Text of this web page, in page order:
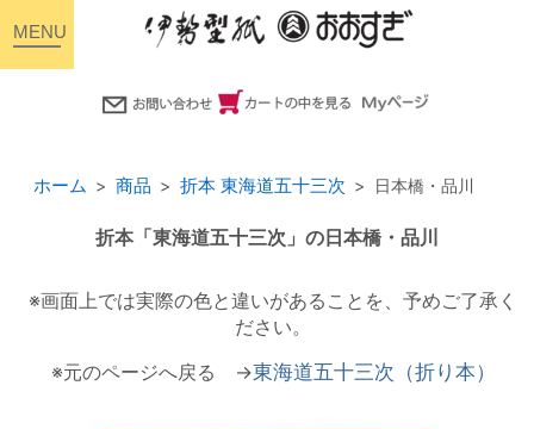
ホーム 商品 折本 東海道五十三次 日本橋・品川
折本「東海道五十三次」の日本橋・品川
※画面上では実際の色と違いがあることを、予めご了承く
ださい。
※元のページへ戻る →東海道五十三次（折り本）
toggle
navigation